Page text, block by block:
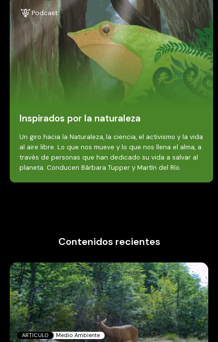
Podcast
Inspirados por la naturaleza
Un giro hacia la Naturaleza, la ciencia, el activismo y la vida
al aire libre. Lo que nos mueve y lo que nos llena el alma, a
través de personas que han dedicado su vida a salvar al
planeta. Conducen Bárbara Tupper y Martín del Río.
Contenidos recientes
ARTICULO Medio Ambiente